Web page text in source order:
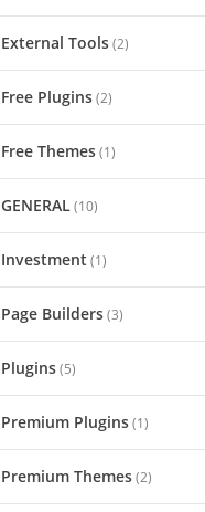
External Tools(2)
Free Plugins(2)
Free Themes(1)
GENERAL(10)
Investment (1)
Page Builders(3)
Plugins(5)
Premium Plugins(1)
Premium Themes(2)